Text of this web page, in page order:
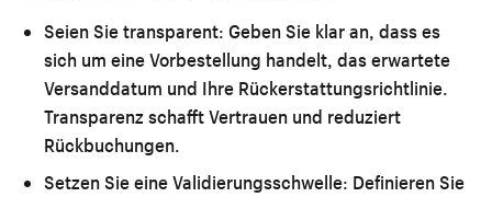
Seien Sie transparent: Geben Sie klar an, dass es
sich um eine Vorbestellung handelt, das erwartete
Versanddatum und Ihre Rückerstattungsrichtlinie.
Transparenz schafft Vertrauen und reduziert
Rückbuchungen.
Setzen Sie eine Validierungsschwelle: Definieren Sie